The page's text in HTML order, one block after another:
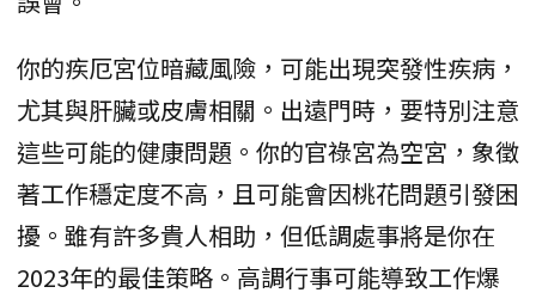
你的疾厄宮位暗藏風險，可能出現突發性疾病，
尤其與肝臟或皮膚相關。出遠門時，要特別注意
這些可能的健康問題。你的官祿宮為空宮，象徵
著工作穩定度不高，且可能會因桃花問題引發困
擾。雖有許多貴人相助，但低調處事將是你在
2023年的最佳策略。高調行事可能導致工作爆